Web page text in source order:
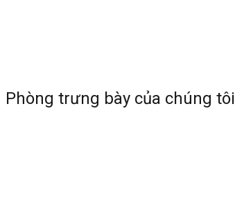
Phòng trưng bày của chúng tôi